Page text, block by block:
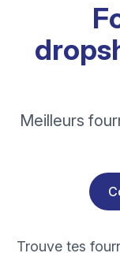
Meilleurs
Trouve tes